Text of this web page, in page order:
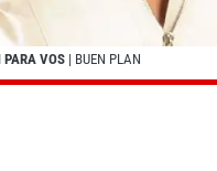
PARA VOS | BUEN PLAN